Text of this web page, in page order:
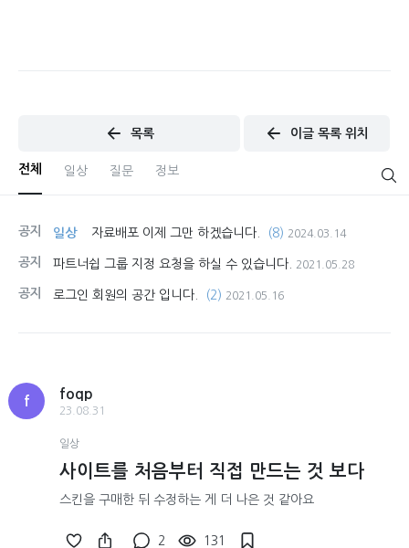
목록 이글 목록 위치
전체 일상 질문 정보
공지 일상 자료배포 이제 그만 하겠습니다. (8) 2024.03.14
공지 파트너쉽 그룹 지정 요청을 하실 수 있습니다. 2021.05.28
공지 로그인 회원의 공간 입니다. (2) 2021.05.16
f
foqp
23.08.31
일상
사이트를 처음부터 직접 만드는 것 보다
스킨을 구매한 뒤 수정하는 게 더 나은 것 같아요
2 131